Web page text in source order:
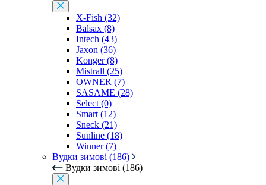
X-Fish (32)
Balsax (8)
Intech (43)
Jaxon (36)
Konger (8)
Mistrall (25)
OWNER (7)
SASAME (28)
Select (0)
Smart (12)
Sneck (21)
Sunline (18)
Winner (7)
Вудки зимові (186)
Вудки зимові (186)